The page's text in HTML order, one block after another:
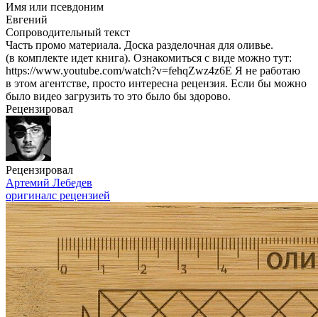
Имя или псевдоним
Евгений
Сопроводительный текст
Часть промо материала. Доска разделочная для оливье.
(в комплекте идет книга). Ознакомиться с виде можно тут:
https://www.youtube.com/watch?v=fehqZwz4z6E Я не работаю
в этом агентстве, просто интересна рецензия. Если бы можно
было видео загрузить то это было бы здорово.
Рецензировал
Рецензировал
Артемий Лебедев
оригиналс рецензией